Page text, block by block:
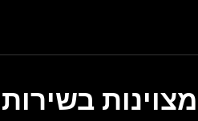
Diamond Car Service – מצוינות בשירות